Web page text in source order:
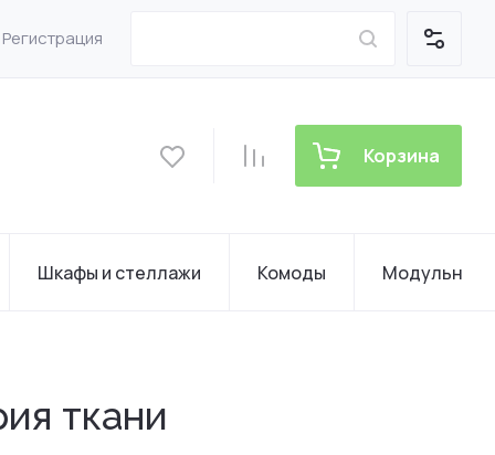
Регистрация
Корзина
Шкафы и стеллажи Комоды Модульные
ткани